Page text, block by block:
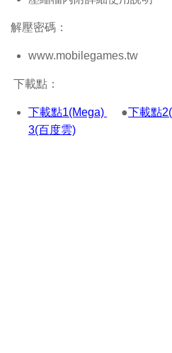
解壓密碼：
www.mobilegames.tw
下載點：
下載點1(Mega) ●下載點
3(百度雲)